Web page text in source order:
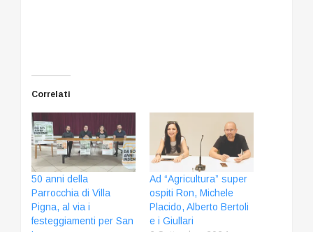
Correlati
50 anni della
Parrocchia di Villa
Pigna, al via i
festeggiamenti per San
Ad “Agricultura” super
ospiti Ron, Michele
Placido, Alberto Bertoli
e i Giullari